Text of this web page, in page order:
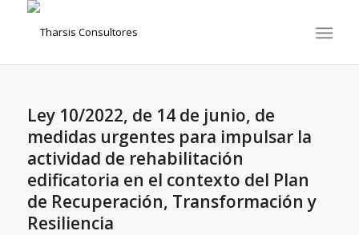
Ley 10/2022, de 14 de junio, de
medidas urgentes para impulsar la
actividad de rehabilitación
edificatoria en el contexto del Plan
de Recuperación, Transformación y
Resiliencia